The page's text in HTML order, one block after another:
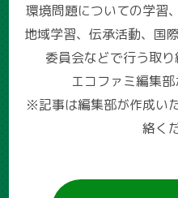
環境問題についての学習
地域学習、伝承活動、国際
委員会などで行う取り
エコファミ編集
※記事は編集部が作成い
絡く